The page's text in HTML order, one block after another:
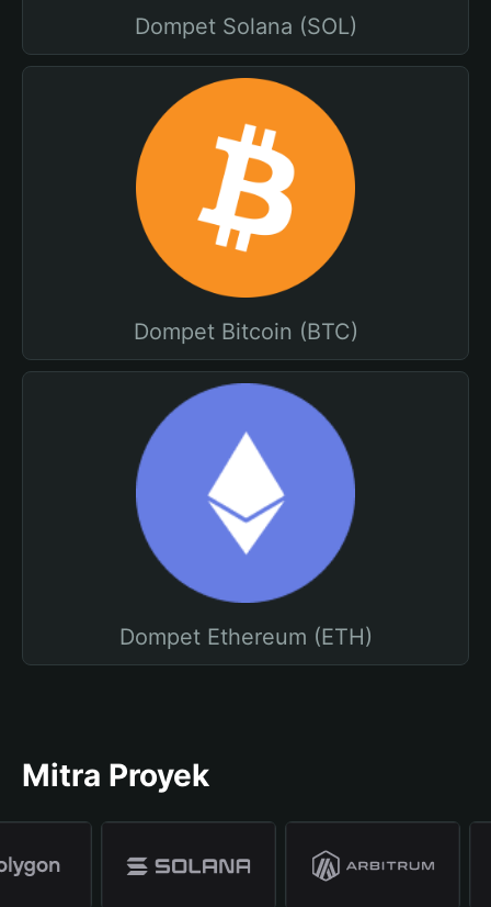
Dompet Solana (SOL)
Dompet Bitcoin (BTC)
Dompet Ethereum (ETH)
Mitra Proyek